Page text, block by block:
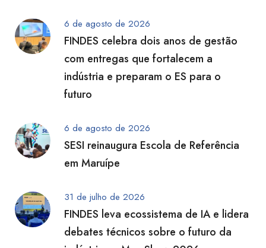
6 de agosto de 2026
FINDES celebra dois anos de gestão
com entregas que fortalecem a
indústria e preparam o ES para o
futuro
6 de agosto de 2026
SESI reinaugura Escola de Referência
em Maruípe
31 de julho de 2026
FINDES leva ecossistema de IA e lidera
debates técnicos sobre o futuro da